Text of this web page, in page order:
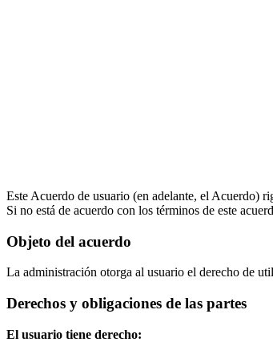
Este Acuerdo de usuario (en adelante, el Acuerdo)
Si no está de acuerdo con los términos de este
Objeto del acuerdo
La administración otorga al usuario el derecho de
Derechos y obligaciones de las partes
El usuario tiene derecho: